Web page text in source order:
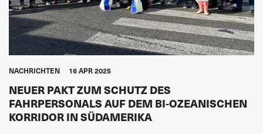
NACHRICHTEN 16 APR 2025
NEUER PAKT ZUM SCHUTZ DES
FAHRPERSONALS AUF DEM BI-OZEANISCHEN
KORRIDOR IN SÜDAMERIKA